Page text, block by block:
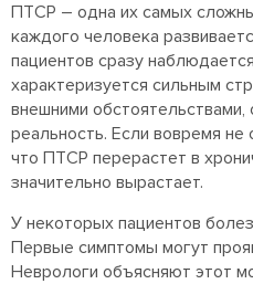
ПТСР – одна их самых
каждого человека
пациентов сразу
характеризуется сильным
внешними обстоятельствами,
реальность. Если вовремя не
что ПТСР перерастет в
значительно вырастает.
У некоторых пациентов
Первые симптомы могут
Неврологи объясняют этот